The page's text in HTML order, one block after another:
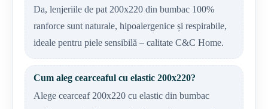
Da, lenjeriile de pat 200x220 din bumbac 100%
ranforce sunt naturale, hipoalergenice și respirabile,
ideale pentru piele sensibilă – calitate C&C Home.
Cum aleg cearceaful cu elastic 200x220?
Alege cearceaf 200x220 cu elastic din bumbac